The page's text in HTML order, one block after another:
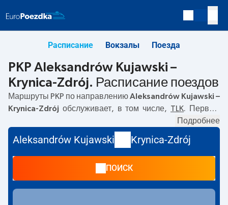
Расписание Вокзалы Поезда
PKP Aleksandrów Kujawski –
Krynica-Zdrój. Расписание поездов
Маршруты PKP по направлениюAleksandrów Kujawski –
Krynica-Zdrój обслуживает, в том числе, TLK. Первый
с вокзала PKP Aleksandrów
отправляется в 06:33. По маршрутуAleksandrów
Kujawski–Krynica-Zdrójтакже курсируют другие поезда:
предлагают более низкую цену билета и, как правило,
более долгое время в пути. Поезд заканчивает маршрут
на станции Krynica-Zdrój.
Подробнее
Aleksandrów Kujawski Krynica-Zdrój
ПОИСК